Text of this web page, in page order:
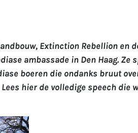
Extinction Rebellion en
ambassade in Den Haag.
boeren die ondanks bruut
hier de volledige speech die